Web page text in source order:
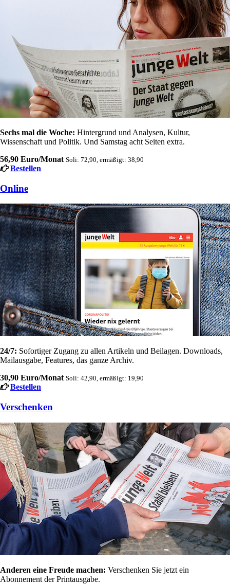
Sechs mal die Woche: Hintergrund und Analysen, Kultur,
Wissenschaft und Politik. Und Samstag acht Seiten extra.
56,90 Euro/Monat Soli: 72,90, ermäßigt: 38,90
Bestellen
Online
24/7: Sofortiger Zugang zu allen Artikeln und Beilagen. Downloads,
Mailausgabe, Features, das ganze Archiv.
30,90 Euro/Monat Soli: 42,90, ermäßigt: 19,90
Bestellen
Verschenken
Anderen eine Freude machen: Verschenken Sie jetzt ein
Abonnement der Printausgabe.